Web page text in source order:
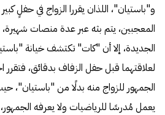
و"باستيان"، اللذان يقررا الزواج في حفلٍ
المعجبين، يتم بثه عبر عدة منصات
الجديدة، إلا أن "كات" تكتشف خيانة
لعلاقتهما قبل حفل الزفاف بدقائق،
الجمهور للزواج منه بدلًا من "باستيان"،
يعمل مُدرسًا للرياضيات ولا يعرفه